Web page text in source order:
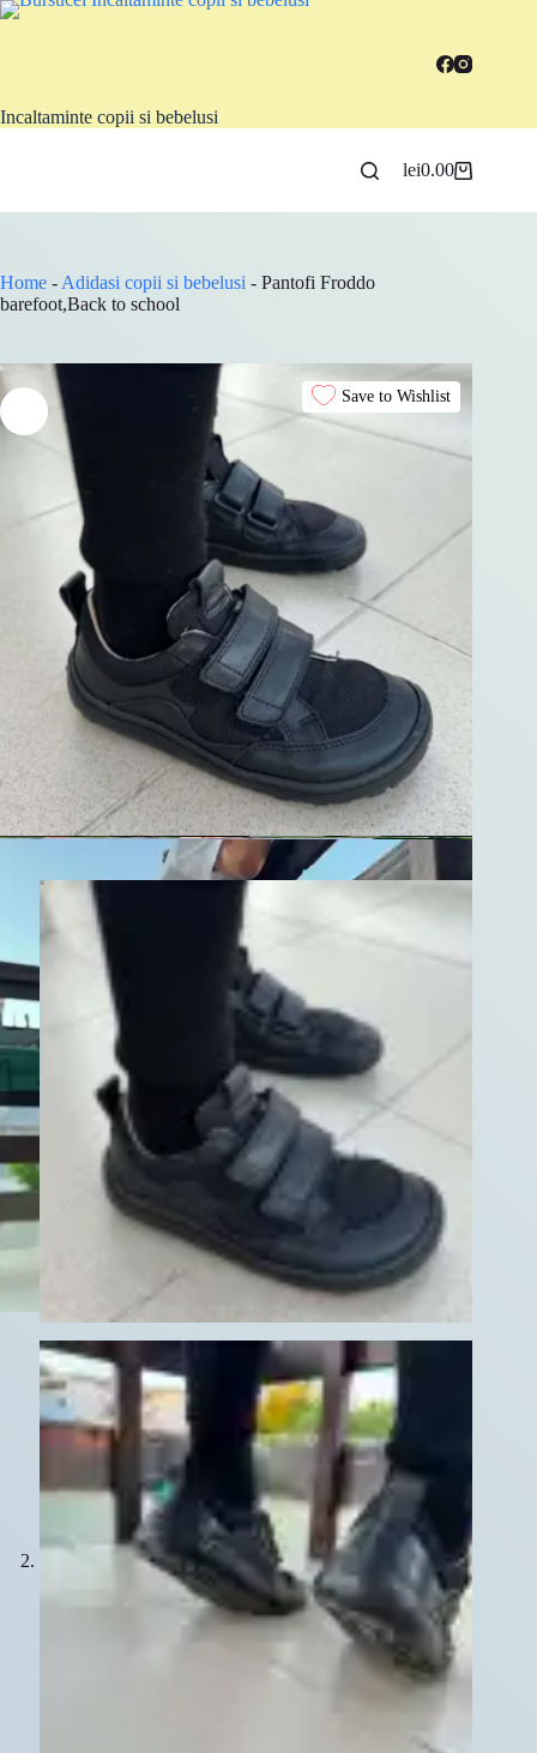
Sari
Incaltaminte copii si bebelusi
Coș
lei0.00
Home - Adidasi copii si bebelusi - Pantofi Froddo
barefoot,Back to school
Save to Wishlist